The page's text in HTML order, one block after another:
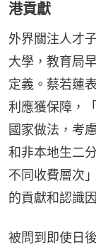
港貢獻
外界關注人才
大學，教育局
定義。蔡若蓮
利應獲保障，
國家做法，考
和非本地生二
不同收費層次
的貢獻和認識
被問到即使日